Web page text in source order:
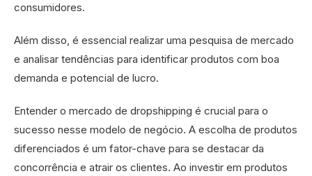
consumidores.
Além disso, é essencial realizar uma pesquisa de mercado
e analisar tendências para identificar produtos com boa
demanda e potencial de lucro.
Entender o mercado de dropshipping é crucial para o
sucesso nesse modelo de negócio. A escolha de produtos
diferenciados é um fator-chave para se destacar da
concorrência e atrair os clientes. Ao investir em produtos